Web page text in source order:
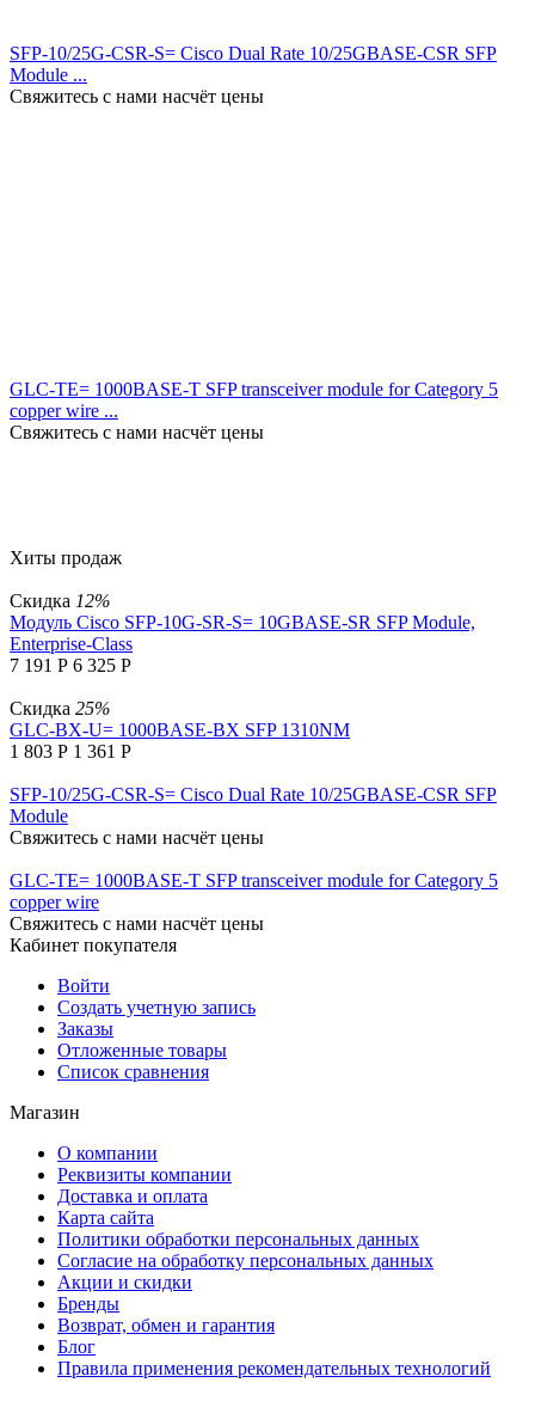
SFP-10/25G-CSR-S= Cisco Dual Rate 10/25GBASE-CSR SFP
Module ...
Свяжитесь с нами насчёт цены
GLC-TE= 1000BASE-T SFP transceiver module for Category 5
copper wire ...
Свяжитесь с нами насчёт цены
Хиты продаж
Скидка 12%
Модуль Cisco SFP-10G-SR-S= 10GBASE-SR SFP Module,
Enterprise-Class
7 191 Р 6 325 Р
Скидка 25%
GLC-BX-U= 1000BASE-BX SFP 1310NM
1 803 Р 1 361 Р
SFP-10/25G-CSR-S= Cisco Dual Rate 10/25GBASE-CSR SFP
Module
Свяжитесь с нами насчёт цены
GLC-TE= 1000BASE-T SFP transceiver module for Category 5
copper wire
Свяжитесь с нами насчёт цены
Кабинет покупателя
Войти
Создать учетную запись
Заказы
Отложенные товары
Список сравнения
Магазин
О компании
Реквизиты компании
Доставка и оплата
Карта сайта
Политики обработки персональных данных
Согласие на обработку персональных данных
Акции и скидки
Бренды
Возврат, обмен и гарантия
Блог
Правила применения рекомендательных технологий